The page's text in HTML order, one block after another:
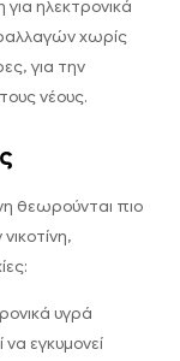
για ηλεκτρονικά
χωρίς
για την
νέους.
θεωρούνται πιο
υγρά
εγκυμονεί